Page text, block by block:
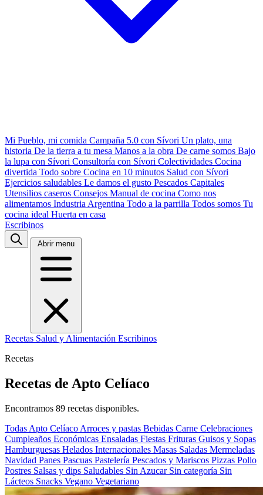
Mi Pueblo, mi comida Campaña 5.0 con Sívori Un plato, una
historia De la tierra a tu mesa Manos a la obra De carne somos Bajo
la lupa con Sívori Consultoría con Sívori Colectividades Cocina
divertida Todo sobre Cocina en 10 minutos Salud con Sívori
Ejercicios saludables Le damos el gusto Pescados Capitales
Utensilios caseros Consejos Manual de cocina Como nos
alimentamos Industria Argentina Todo a la parrilla Todos somos Tu
cocina ideal Huerta en casa
Escribinos
Abrir menu
Recetas Salud y Alimentación Escribinos
Recetas
Recetas de Apto Celíaco
Encontramos 89 recetas disponibles.
Todas Apto Celíaco Arroces y pastas Bebidas Carne Celebraciones
Cumpleaños Económicas Ensaladas Fiestas Frituras Guisos y Sopas
Hamburguesas Helados Internacionales Masas Saladas Mermeladas
Navidad Panes Pascuas Pastelería Pescados y Mariscos Pizzas Pollo
Postres Salsas y dips Saludables Sin Azucar Sin categoría Sin
Lácteos Snacks Vegano Vegetariano